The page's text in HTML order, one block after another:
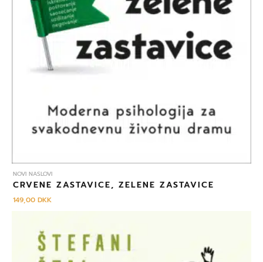
NOVI NASLOVI
CRVENE ZASTAVICE, ZELENE ZASTAVICE
149,00DKK